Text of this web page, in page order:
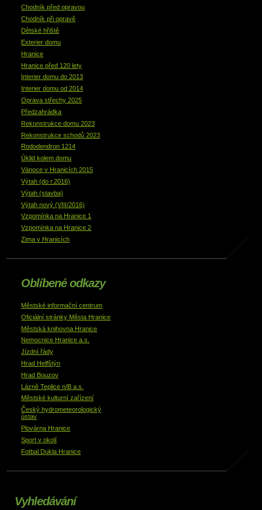
Chodník před opravou
Chodník při opravě
Dětské hřiště
Exterier domu
Hranice
Hranice před 120 lety
Interier domu do 2013
Interier domu od 2014
Oprava střechy 2025
Předzahrádka
Rekonstrukce domu 2023
Rekonstrukce schodů 2023
Rododendron 1214
Úklid kolem domu
Vánoce v Hranicích 2015
Výtah (do r.2016)
Výtah (stavba)
Výtah nový (VIII/2016)
Vzpomínka na Hranice 1
Vzpomínka na Hranice 2
Zima v Hranicích
Oblíbené odkazy
Městské informační centrum
Oficiální stránky Města Hranice
Městská knihovna Hranice
Nemocnice Hranice a.s.
Jízdní řády
Hrad Helfštýn
Hrad Bouzov
Lázně Teplice n/B a.s.
Městské kulturní zařízení
Český hydrometeorologický
ústav
Plovárna Hranice
Sport v okolí
Fotbal Dukla Hranice
Vyhledávání